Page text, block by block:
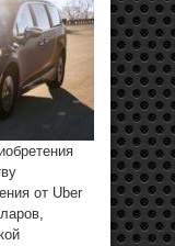
от Uber